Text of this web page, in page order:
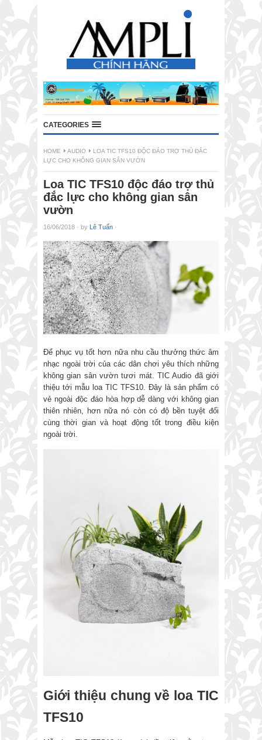
CATEGORIES
HOME AUDIO
LOA TIC TFS10 ĐỘC ĐÁO TRỢ THỦ ĐẮC
LỰC CHO KHÔNG GIAN SÂN VƯỜN
Loa TIC TFS10 độc đáo trợ thủ
đắc lực cho không gian sân
vườn
16/06/2018 · by Lê Tuấn ·
Để phục vụ tốt hơn nữa nhu cầu thưởng thức âm
nhạc ngoài trời của các dân chơi yêu thích những
không gian sân vườn tươi mát. TIC Audio đã giới
thiệu tới mẫu loa TIC TFS10. Đây là sản phẩm có
vẻ ngoài độc đáo hòa hợp dễ dàng với không gian
thiên nhiên, hơn nữa nó còn có độ bền tuyệt đối
cùng thời gian và hoạt động tốt trong điều kiện
ngoài trời.
Giới thiệu chung về loa TIC
TFS10